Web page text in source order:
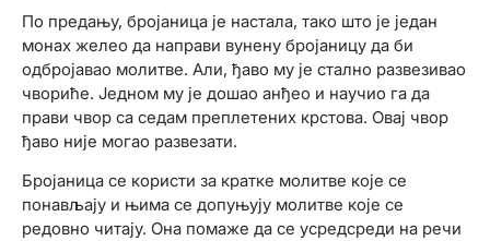
По предању, бројаница је настала, тако што је један
монах желео да направи вунену бројаницу да би
одбројавао молитве. Али, ђаво му је стално развезивао
чвориће. Једном му је дошао анђео и научио га да
прави чвор са седам преплетених крстова. Овај чвор
ђаво није могао развезати.
Бројаница се користи за кратке молитве које се
понављају и њима се допуњују молитве које се
редовно читају. Она помаже да се усредсреди на речи